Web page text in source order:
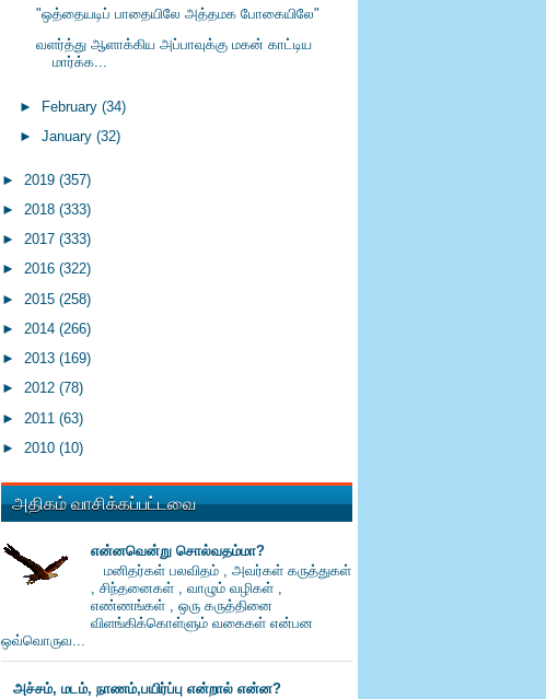
"ஒத்தையடிப் பாதையிலே அத்தமக போகையிலே"
வளர்த்து ஆளாக்கிய அப்பாவுக்கு மகன் காட்டிய
மார்க்க...
► February (34)
► January (32)
► 2019 (357)
► 2018 (333)
► 2017 (333)
► 2016 (322)
► 2015 (258)
► 2014 (266)
► 2013 (169)
► 2012 (78)
► 2011 (63)
► 2010 (10)
அதிகம் வாசிக்கப்பட்டவை
என்னவென்று சொல்வதம்மா?
மனிதர்கள் பலவிதம் , அவர்கள் கருத்துகள்
, சிந்தனைகள் , வாழும் வழிகள் ,
எண்ணங்கள் , ஒரு கருத்தினை
விளங்கிக்கொள்ளும் வகைகள் என்பன
ஒவ்வொருவ...
அச்சம், மடம், நாணம்,பயிர்ப்பு என்றால் என்ன?